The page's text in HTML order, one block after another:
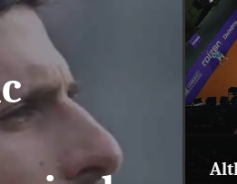
de
Popyrin e
Djokovic
Dino